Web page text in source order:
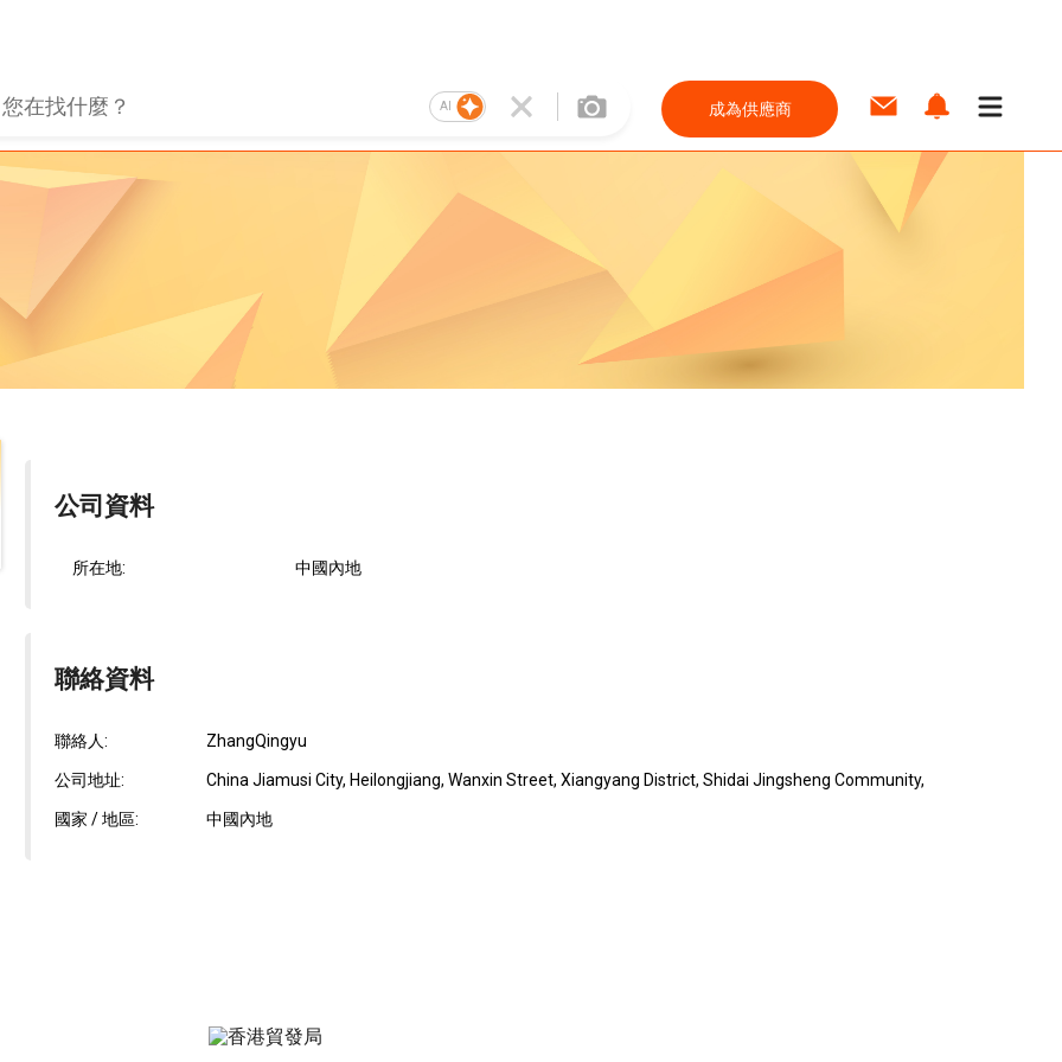
AI 成為供應商
公司資料
所在地: 中國內地
聯絡資料
聯絡人: ZhangQingyu
公司地址: China Jiamusi City, Heilongjiang, Wanxin Street, Xiangyang District, Shidai Jingsheng Community,
國家 / 地區: 中國內地